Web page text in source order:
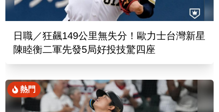
日職／狂飆149公里無失分！歐力士台灣新星
陳睦衡二軍先發5局好投技驚四座
熱門